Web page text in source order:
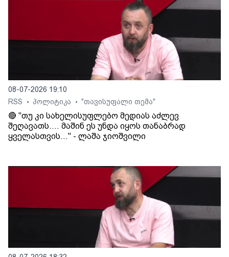
08-07-2026 19:10
RSS
• პოლიტიკა • "თავისუფალი თემა"
🔴 "თუ კი სახელისუფლებო მედიას აძლევ
შეღავათს.... მაშინ ეს უნდა იყოს თანაბრად
ყველასთვის..." - ლაშა ჯიოშვილი